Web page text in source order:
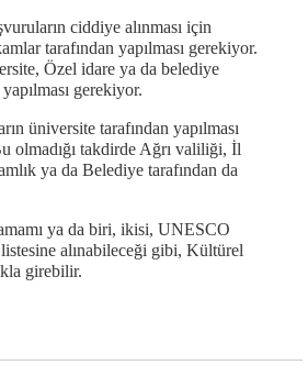
ciddiye alınması için
tarafından yapılması gerekiyor.
Özel idare ya da belediye
gerekiyor.
üniversite tarafından yapılması
olmadığı takdirde Ağrı valiliği, İl
ya da Belediye tarafından da
ya da biri, ikisi, UNESCO
alınabileceği gibi, Kültürel
girebilir.